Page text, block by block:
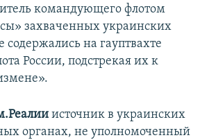
командующего флотом
захваченных украинских
содержались на гауптвахте
России, подстрекая их к
источник в украинских
органах, не уполномоченный